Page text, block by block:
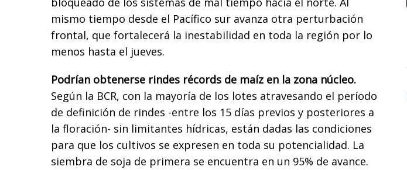
mismo tiempo desde el Pacífico sur avanza otra perturbación
frontal, que fortalecerá la inestabilidad en toda la región por lo
menos hasta el jueves.
Podrían obtenerse rindes récords de maíz en la zona núcleo.
Según la BCR, con la mayoría de los lotes atravesando el período
de definición de rindes -entre los 15 días previos y posteriores a
la floración- sin limitantes hídricas, están dadas las condiciones
para que los cultivos se expresen en toda su potencialidad. La
siembra de soja de primera se encuentra en un 95% de avance.